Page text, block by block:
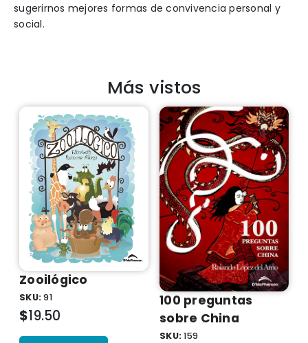
sugerirnos mejores formas de convivencia personal y
social.
Más vistos
Zooilógico
SKU:91
$19.50
100 preguntas
sobre China
SKU:159